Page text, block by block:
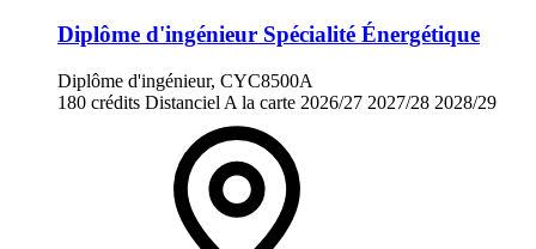
Diplôme d'ingénieur Spécialité Énergétique
Diplôme d'ingénieur, CYC8500A
180 crédits Distanciel A la carte 2026/27 2027/28 2028/29